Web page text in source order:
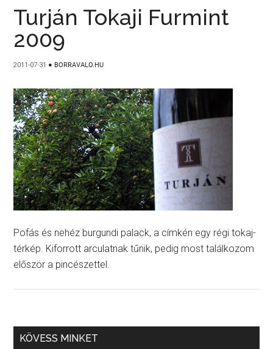
Turján Tokaji Furmint
2009
2011-07-31 ● BORRAVALO.HU
Pofás és nehéz burgundi palack, a címkén egy régi tokaj-
térkép. Kiforrott arculatnak tűnik, pedig most találkozom
először a pincészettel.
KÖVESS MINKET